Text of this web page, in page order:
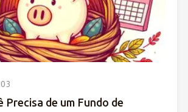
Precisa de um Fundo de